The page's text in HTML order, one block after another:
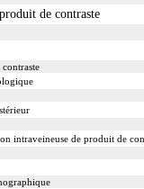
de contraste
intraveineuse de produit de